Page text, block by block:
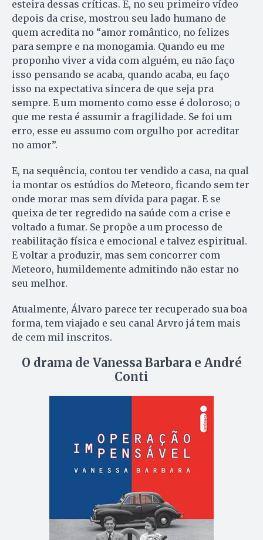
esteira dessas críticas. E, no seu primeiro vídeo
depois da crise, mostrou seu lado humano de
quem acredita no “amor romântico, no felizes
para sempre e na monogamia. Quando eu me
proponho viver a vida com alguém, eu não faço
isso pensando se acaba, quando acaba, eu faço
isso na expectativa sincera de que seja pra
sempre. E um momento como esse é doloroso; o
que me resta é assumir a fragilidade. Se foi um
erro, esse eu assumo com orgulho por acreditar
no amor”.
E, na sequência, contou ter vendido a casa, na qual
ia montar os estúdios do Meteoro, ficando sem ter
onde morar mas sem dívida para pagar. E se
queixa de ter regredido na saúde com a crise e
voltado a fumar. Se propõe a um processo de
reabilitação física e emocional e talvez espiritual.
E voltar a produzir, mas sem concorrer com
Meteoro, humildemente admitindo não estar no
seu melhor.
Atualmente, Álvaro parece ter recuperado sua boa
forma, tem viajado e seu canal Arvro já tem mais
de cem mil inscritos.
O drama de Vanessa Barbara e André
Conti